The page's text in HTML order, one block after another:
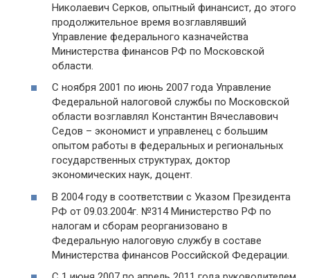
Николаевич Серков, опытный финансист, до этого
продолжительное время возглавлявший
Управление федерального казначейства
Министерства финансов РФ по Московской
области.
С ноября 2001 по июнь 2007 года Управление
Федеральной налоговой службы по Московской
области возглавлял Константин Вячеславович
Седов – экономист и управленец с большим
опытом работы в федеральных и региональных
государственных структурах, доктор
экономических наук, доцент.
В 2004 году в соответствии с Указом Президента
РФ от 09.03.2004г. №314 Министерство РФ по
налогам и сборам реорганизовано в
Федеральную налоговую службу в составе
Министерства финансов Российской Федерации.